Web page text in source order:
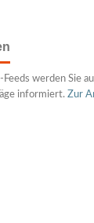
werden Sie
informiert. Zur